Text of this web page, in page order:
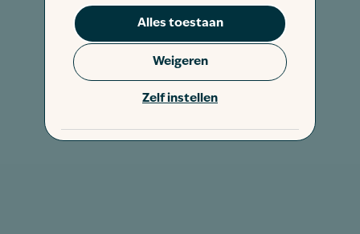
Alles toestaan
Zelf instellen
Weigeren